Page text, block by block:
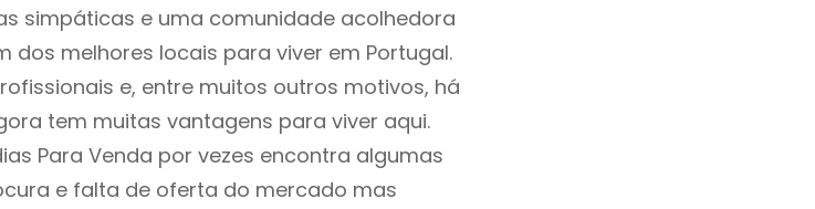
simpáticas e uma comunidade acolhedora
dos melhores locais para viver em Portugal.
e, entre muitos outros motivos, há
tem muitas vantagens para viver aqui.
Para Venda por vezes encontra algumas
e falta de oferta do mercado mas